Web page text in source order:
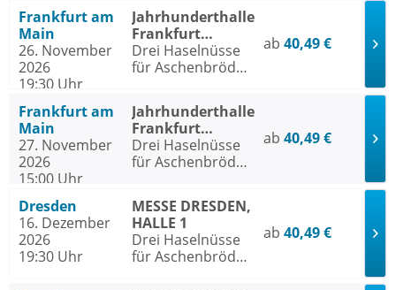
Frankfurt am
Main
26. November
2026
19:30 Uhr
Jahrhunderthalle
Frankfurt
Frankfurt am
Main
Drei Haselnüsse
für Aschenbrödel
ab 40,49 €
Frankfurt am
Main
27. November
2026
15:00 Uhr
Jahrhunderthalle
Frankfurt
Frankfurt am
Main
Drei Haselnüsse
für Aschenbrödel
ab 40,49 €
Dresden
16. Dezember
2026
19:30 Uhr
MESSE DRESDEN,
HALLE 1
Drei Haselnüsse
für Aschenbrödel
ab 40,49 €